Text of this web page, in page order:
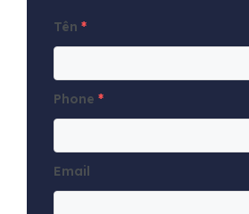
Tên *
Phone *
Email